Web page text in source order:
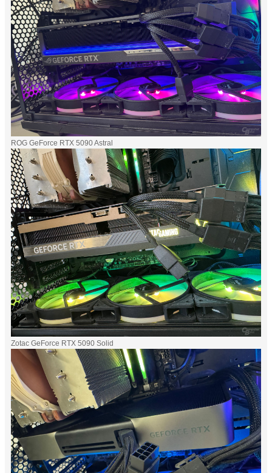
ROG GeForce RTX 5090 Astral
Zotac GeForce RTX 5090 Solid